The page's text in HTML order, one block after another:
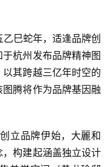
乙巳蛇年，适逢品牌创
杭州发布品牌精神图
其跨越三亿年时空的
腾将作为品牌基因融
立品牌伊始，大麗和
构建起涵盖独立设计